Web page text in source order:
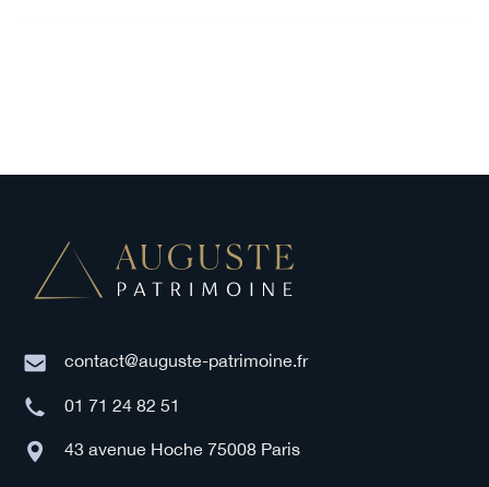
contact@auguste-patrimoine.fr
01 71 24 82 51
43 avenue Hoche 75008 Paris